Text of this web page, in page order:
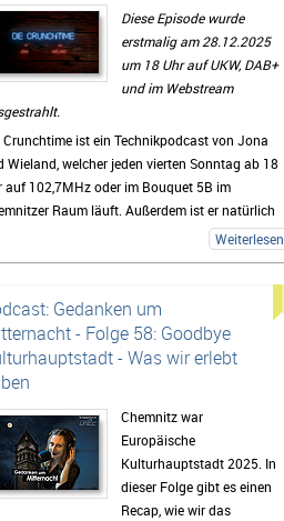
und vieles mehr.Diese Episode wurde
erstmalig am 28.12.2025
um 18 Uhr auf UKW, DAB+
und im Webstream
Crunchtime ist ein Technikpodcast von Jona
Wieland, welcher jeden vierten Sonntag ab 18
auf 102,7MHz oder im Bouquet 5B im
Raum läuft. Außerdem ist er natürlich
nachträglich
Kritik und Themenvorschläge für zukünftige
sind untercrunchtime(at)radio-
sehr willkommen.
Weiterlesen
Gedanken um
- Folge 58: Goodbye
- Was wir erlebt
Chemnitz war
Europäische
Kulturhauptstadt 2025. In
dieser Folge gibt es einen
Recap, wie wir das